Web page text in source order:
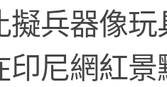
兵器像玩
尼網紅景